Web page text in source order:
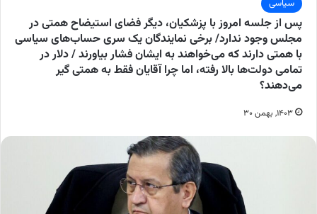
سیاسی
پس از جلسه امروز با پزشکیان، دیگر فضای استیضاح همتی در
مجلس وجود ندارد/ برخی نمایندگان یک سری حساب‌های سیاسی
با همتی دارند که می‌خواهند به ایشان فشار بیاورند / دلار در
تمامی دولت‌ها بالا رفته، اما چرا آقایان فقط به همتی گیر
می‌دهند؟
۱۴۰۳, بهمن ۳۰